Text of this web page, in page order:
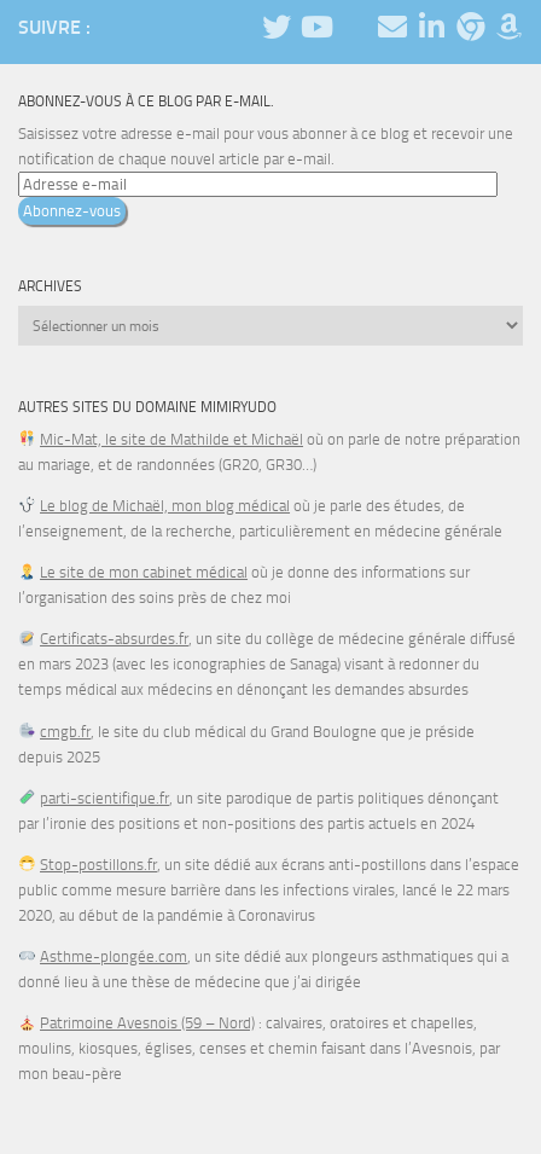
SUIVRE :
ABONNEZ-VOUS À CE BLOG PAR E-MAIL.
Saisissez votre adresse e-mail pour vous abonner à ce blog et recevoir une
notification de chaque nouvel article par e-mail.
Adresse
e-Abonnez-vous
ARCHIVES
Archives
AUTRES SITES DU DOMAINE MIMIRYUDO
Mic-Mat, le site de Mathilde et Michaël où on parle de notre préparation
au mariage, et de randonnées (GR20, GR30…)
Le blog de Michaël, mon blog médical où je parle des études, de
l’enseignement, de la recherche, particulièrement en médecine générale
Le site de mon cabinet médical où je donne des informations sur
l’organisation des soins près de chez moi
Certificats-absurdes.fr, un site du collège de médecine générale diffusé
en mars 2023 (avec les iconographies de Sanaga) visant à redonner du
temps médical aux médecins en dénonçant les demandes absurdes
cmgb.fr , le site du club médical du Grand Boulogne que je préside
depuis 2025
parti-scientifique.fr , un site parodique de partis politiques dénonçant
par l’ironie des positions et non-positions des partis actuels en 2024
Stop-postillons.fr, un site dédié aux écrans anti-postillons dans l’espace
public comme mesure barrière dans les infections virales, lancé le 22 mars
2020, au début de la pandémie à Coronavirus
Asthme-plongée.com, un site dédié aux plongeurs asthmatiques qui a
donné lieu à une thèse de médecine que j’ai dirigée
Patrimoine Avesnois (59 – Nord) : calvaires, oratoires et chapelles,
moulins, kiosques, églises, censes et chemin faisant dans l’Avesnois, par
mon beau-père